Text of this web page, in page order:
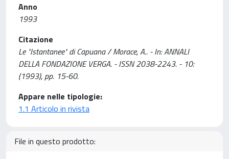
Anno
1993
Citazione
Le "Istantanee" di Capuana / Morace, A.. - In: ANNALI
DELLA FONDAZIONE VERGA. - ISSN 2038-2243. - 10:
(1993), pp. 15-60.
Appare nelle tipologie:
1.1 Articolo in rivista
File in questo prodotto: